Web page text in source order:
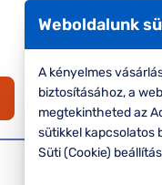
Az Armani
látást,
-20%
Weboldalunk
A kényelmes
biztosításához, a
megtekintheted az
sütikkel kapcsolatos
Süti (Cookie)